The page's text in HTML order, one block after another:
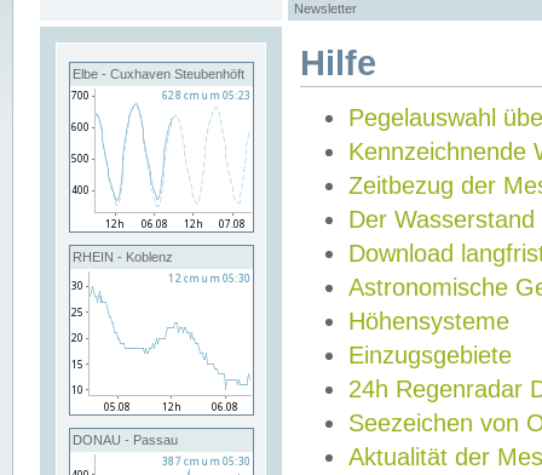
Newsletter
Elbe - Cuxhaven Steubenhöft
RHEIN - Koblenz
DONAU - Passau
Hilfe
Pegelauswahl
Kennzeichnende
Zeitbezug der
Der Wasserstand
Download
Astronomische
Höhensysteme
Einzugsgebiete
24h Regenradar
Seezeichen von
Aktualität der